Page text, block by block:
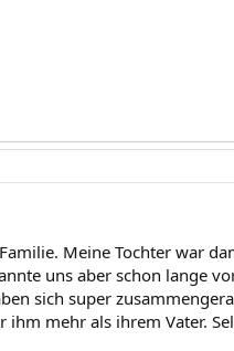
Meine Tochter war
uns aber schon lange
sich super
mehr als ihrem Vater.